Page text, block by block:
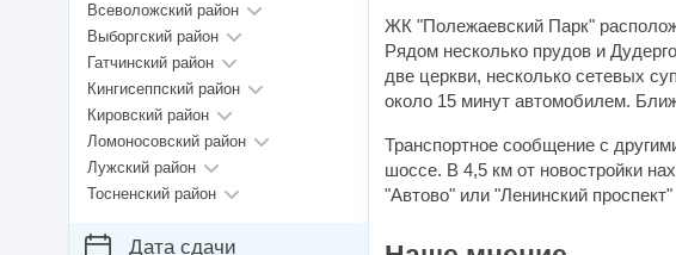
ЖК "Полежаевский Парк"
Рядом несколько прудов и
две церкви, несколько сетевых
около 15 минут автомобилем.
Транспортное сообщение с
шоссе. В 4,5 км от новостройки
"Автово" или "Ленинский
Всеволожский район
Выборгский район
Гатчинский район
Кингисеппский район
Кировский район
Ломоносовский район
Лужский район
Тосненский район
Дата сдачи